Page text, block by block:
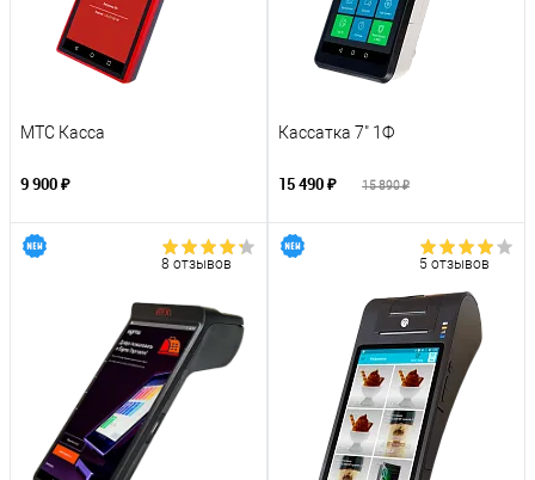
МТС Касса
9 900 ₽
Кассатка 7" 1Ф
15 490 ₽ 15 890 ₽
8 отзывов 5 отзывов